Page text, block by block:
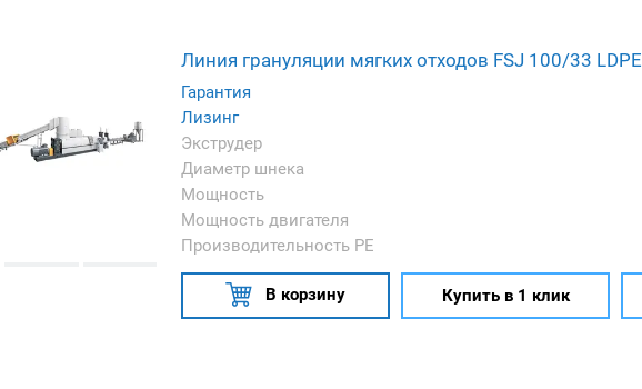
Линия грануляции мягких отходов FSJ 100/33 LDPE
Гарантия
Лизинг
Экструдер
Диаметр шнека
Мощность
Мощность двигателя
Производительность PE
В корзину Купить в 1 клик